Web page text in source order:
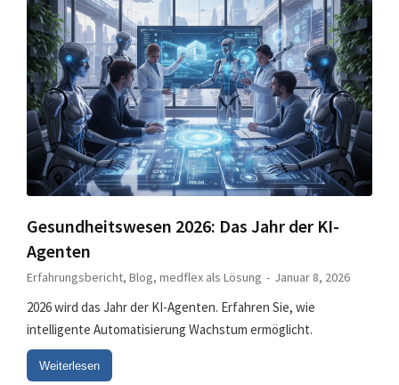
Gesundheitswesen 2026: Das Jahr der KI-
Agenten
Erfahrungsbericht, Blog, medflex als Lösung Januar 8, 2026
2026 wird das Jahr der KI-Agenten. Erfahren Sie, wie
intelligente Automatisierung Wachstum ermöglicht.
Weiterlesen